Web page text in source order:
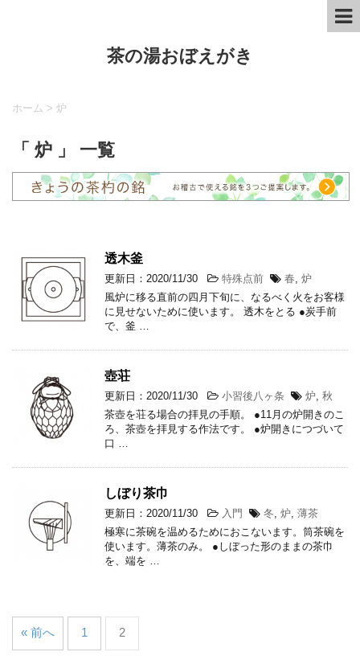
茶の湯おぼえがき
ホーム > 炉
「 炉 」 一覧
透木釜
更新日：2020/11/30 特殊点前 春 炉
風炉に移る直前の四月下旬に、なるべく火をお客様
に見せないために使います。 透木をとる ●炭手前
で、釜 …
壺荘
更新日：2020/11/30 小習後八ヶ条 炉 秋
茶壺を荘る場合の拝見の手順。 ●11月の炉開きのこ
ろ、茶壺を拝見する作法です。 ●炉開きにつづいて
口 …
しぼり茶巾
更新日：2020/11/30 入門 冬 炉 薄茶
極寒に茶碗を温めるためにおこないます。筒茶碗を
使います。薄茶のみ。 ●しぼった形のままの茶巾
を、端を …
« 前へ 1 2